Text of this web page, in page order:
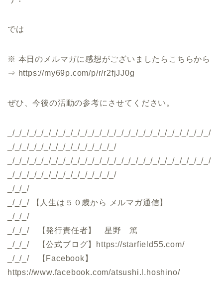
では
※ 本日のメルマガに感想がございましたらこちらから
⇒ https://my69p.com/p/r/r2fjJJ0g
ぜひ、今後の活動の参考にさせてください。
_/_/_/_/_/_/_/_/_/_/_/_/_/_/_/_/_/_/_/_/_/_/_/_/_/_/_/_/
_/_/_/_/_/_/_/_/_/_/_/_/_/_/_/
_/_/_/_/_/_/_/_/_/_/_/_/_/_/_/_/_/_/_/_/_/_/_/_/_/_/_/_/
_/_/_/_/_/_/_/_/_/_/_/_/_/_/_/
_/_/_/
_/_/_/ 【人生は５０歳から メルマガ通信】
_/_/_/
_/_/_/ 【発行責任者】 星野 篤
_/_/_/ 【公式ブログ】https://starfield55.com/
_/_/_/ 【Facebook】
https://www.facebook.com/atsushi.l.hoshino/